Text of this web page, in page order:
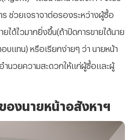
ร ช่วยเจราจาต่อรองระหว่างผู้ซื้อ
ยได้ไวมากยิ่งขึ้น(ถ้าปิดการขายได้นาย
บแทน) หรือเรียกง่ายๆ ว่า นายหน้า
ำนวยความสะดวกให้แก่ผู้ซื้อและผู้
องนายหน้าอสังหาฯ